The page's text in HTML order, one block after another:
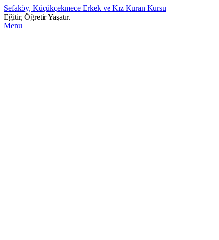
Sefaköy, Küçükçekmece Erkek ve Kız Kuran Kursu
Eğitir, Öğretir Yaşatır.
Menu